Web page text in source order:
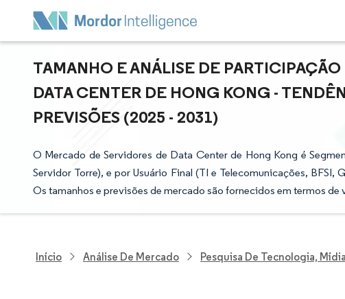
TAMANHO E ANÁLISE DE
DATA CENTER DE HONG KONG -
PREVISÕES (2025 - 2031)
O Mercado de Servidores de Data Center de Hong Kong é
Servidor Torre), e por Usuário Final (TI e Telecomunicações,
Os tamanhos e previsões de mercado são fornecidos em termos de
Início Análise De Mercado Pesquisa De Tecnologia,